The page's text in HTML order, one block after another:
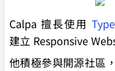
Calpa 擅長使用
建立 Responsive
他積極參與開源社區